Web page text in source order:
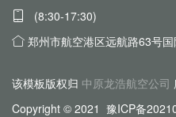
(8:30-17:30)
郑州市航空港区远航路63号
该模板版权归 中原龙浩航空公司
Copyright © 2021 豫ICP备